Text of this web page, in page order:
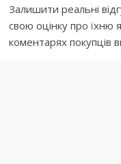
Залишити реальні
свою оцінку про їхню
коментарях покупців